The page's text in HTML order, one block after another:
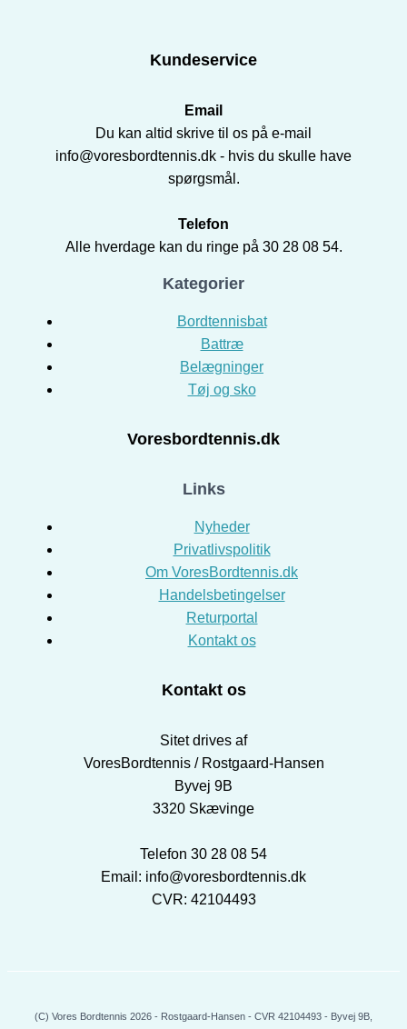
Kundeservice
Email
Du kan altid skrive til os på e-mail
info@voresbordtennis.dk - hvis du skulle have
spørgsmål.
Telefon
Alle hverdage kan du ringe på 30 28 08 54.
Kategorier
Bordtennisbat
Battræ
Belægninger
Tøj og sko
Voresbordtennis.dk
Links
Nyheder
Privatlivspolitik
Om VoresBordtennis.dk
Handelsbetingelser
Returportal
Kontakt os
Kontakt os
Sitet drives af
VoresBordtennis / Rostgaard-Hansen
Byvej 9B
3320 Skævinge
Telefon 30 28 08 54
Email: info@voresbordtennis.dk
CVR: 42104493
(C) Vores Bordtennis 2026 - Rostgaard-Hansen - CVR 42104493 - Byvej 9B,